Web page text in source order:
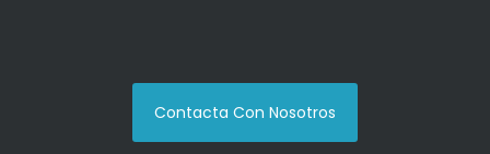
Contacta Con Nosotros